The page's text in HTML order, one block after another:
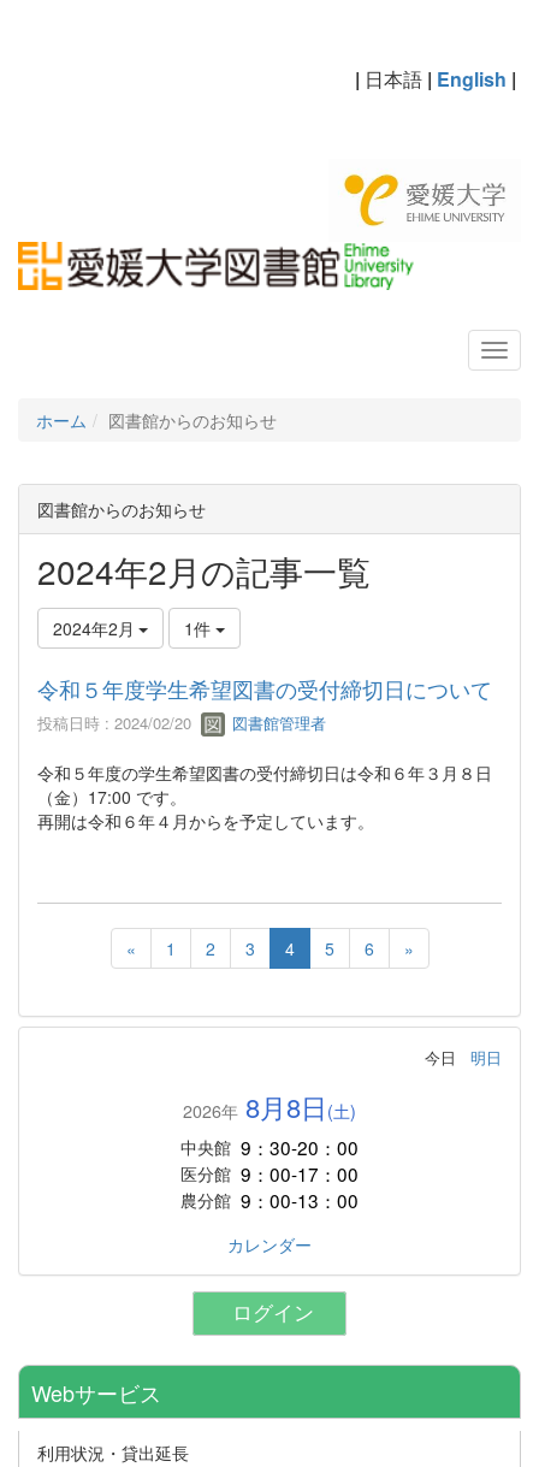
| 日本語 | English |
ホーム 図書館からのお知らせ
図書館からのお知らせ
2024年2月の記事一覧
2024年2月 1件
令和５年度学生希望図書の受付締切日について
投稿日時 : 2024/02/20 図書館管理者
令和５年度の学生希望図書の受付締切日は令和６年３月８日
（金）17:00 です。
再開は令和６年４月からを予定しています。
« 1 2 3 4 5 6 »
今日 明日
2026年 8月8日 (土)
中央館 9：30-20：00
医分館 9：00-17：00
農分館 9：00-13：00
カレンダー
ログイン
Webサービス
利用状況・貸出延長